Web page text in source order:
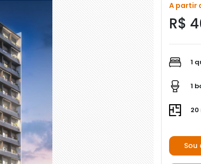
A partir
R$
1
1